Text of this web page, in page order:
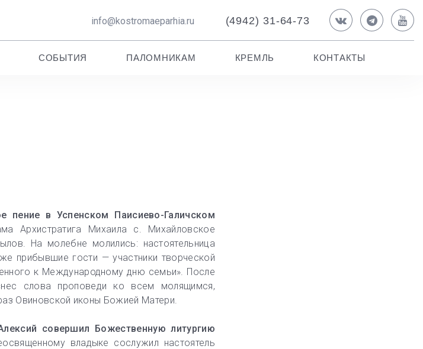
info@kostromaeparhia.ru (4942) 31-64-73
СОБЫТИЯ ПАЛОМНИКАМ КРЕМЛЬ КОНТАКТЫ
пение в Успенском Паисиево-Галичском
Архистратига Михаила с. Михайловское
На молебне молились: настоятельница
прибывшие гости — участники творческой
к Международному дню семьи». После
слова проповеди ко всем молящимся,
Овиновской иконы Божией Матери.
совершил Божественную литургию
владыке сослужил настоятель